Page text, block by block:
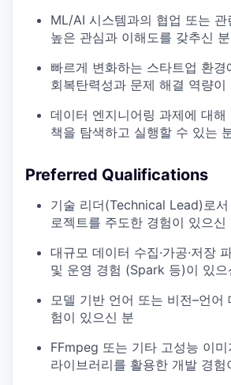
ML/AI 시스템과의 협업 또는 관
높은 관심과 이해도를 갖추신 분
빠르게 변화하는 스타트업 환경
회복탄력성과 문제 해결 역량이
데이터 엔지니어링 과제에 대해
책을 탐색하고 실행할 수 있는
Preferred Qualifications
기술 리더(Technical Lead)로
로젝트를 주도한 경험이 있으신
대규모 데이터 수집·가공·저장
및 운영 경험 (Spark 등)이 있으
모델 기반 언어 또는 비전–언어
험이 있으신 분
FFmpeg 또는 기타 고성능 이
라이브러리를 활용한 개발 경험